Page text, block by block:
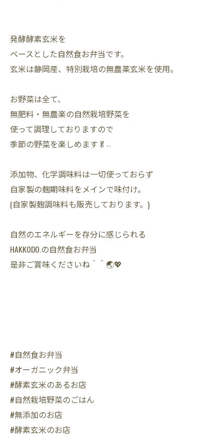
発酵酵素玄米を
ベースとした自然食お弁当です。
玄米は静岡産、特別栽培の無農薬玄米を使用。
お野菜は全て、
無肥料・無農楽の自然栽培野菜を
使って調理しておりますので
季節の野菜を楽しめます🥬˒˒
添加物、化学調味料は一切使っておらず
自家製の麹期味料をメインで味付け。
(自家製麹調味料も販売しております。)
自然のエネルギーを存分に感じられる
HAKKODO.の自然食お弁当
是非ご賞味くださいね＾＾🌏💖
#自然食お弁当
#オーガニック弁当
#酵素玄米のあるお店
#自然栽培野菜のごはん
#無添加のお店
#酵素玄米のお店